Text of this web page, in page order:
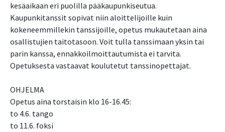
kesäaikaan eri puolilla pääkaupunkiseutua.
Kaupunkitanssit sopivat niin aloittelijoille kuin
kokeneemmillekin tanssijoille, opetus mukautetaan aina
osallistujien taitotasoon. Voit tulla tanssimaan yksin tai
parin kanssa, ennakkoilmoittautumista ei tarvita.
Opetuksesta vastaavat koulutetut tanssinopettajat.
OHJELMA
Opetus aina torstaisin klo 16-16.45:
to 4.6. tango
to 11.6. foksi